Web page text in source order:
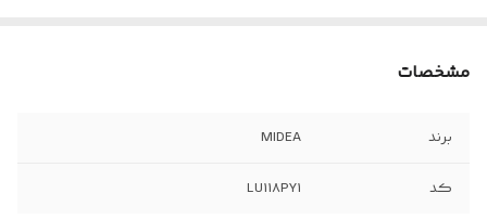
مشخصات
برند MIDEA
کد LU118PY1